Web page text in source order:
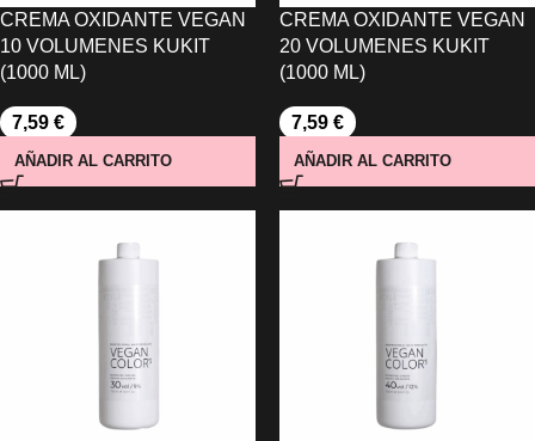
CREMA OXIDANTE VEGAN
10 VOLUMENES KUKIT
(1000 ML)
7,59 €
AÑADIR AL CARRITO
CREMA OXIDANTE VEGAN
20 VOLUMENES KUKIT
(1000 ML)
7,59 €
AÑADIR AL CARRITO